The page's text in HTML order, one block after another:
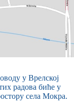
у Врелској
радова биће у
села Мокра.